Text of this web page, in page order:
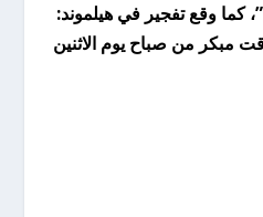
كما وقع تفجير في هيلموند:
مبكر من صباح يوم الاثنين